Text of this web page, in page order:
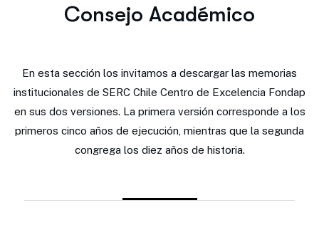
Consejo Académico
En esta sección los invitamos a descargar las memorias
institucionales de SERC Chile Centro de Excelencia Fondap
en sus dos versiones. La primera versión corresponde a los
primeros cinco años de ejecución, mientras que la segunda
congrega los diez años de historia.